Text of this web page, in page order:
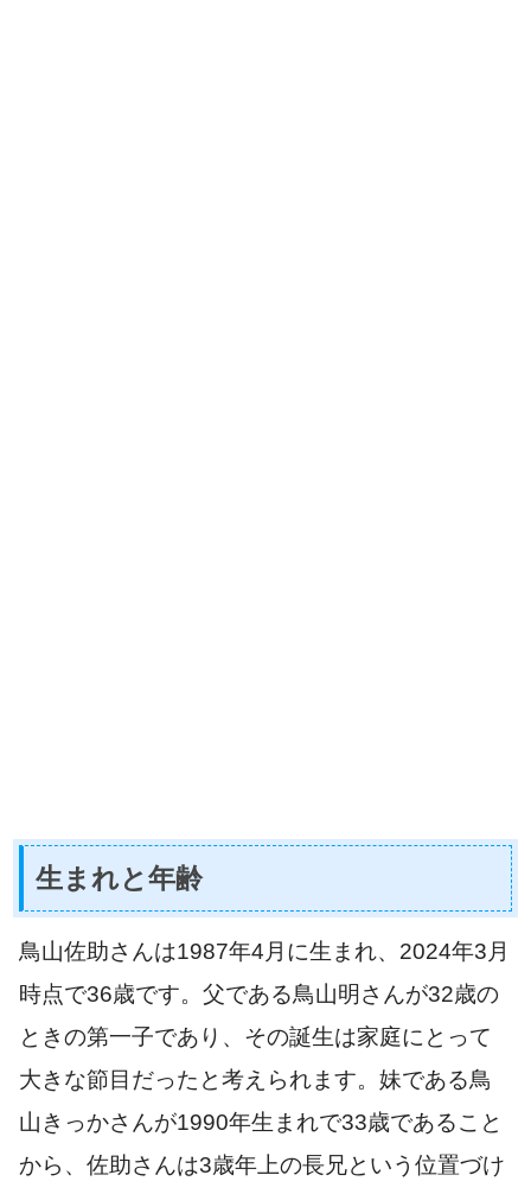
生まれと年齢
鳥山佐助さんは1987年4月に生まれ、2024年3月
時点で36歳です。父である鳥山明さんが32歳の
ときの第一子であり、その誕生は家庭にとって
大きな節目だったと考えられます。妹である鳥
山きっかさんが1990年生まれで33歳であること
から、佐助さんは3歳年上の長兄という位置づけ